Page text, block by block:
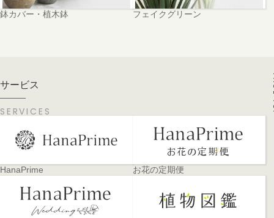
鉢カバー・植木鉢 フェイクグリーン
サービス
SERVICES
HanaPrime お花の定期便